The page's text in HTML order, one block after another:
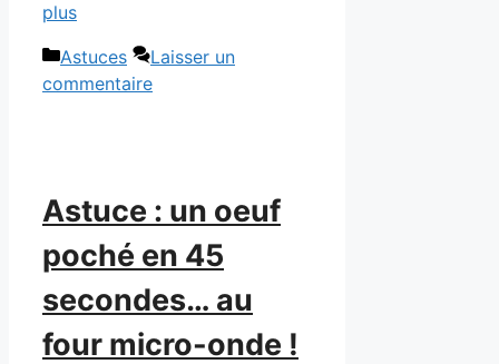
plus
Catégories
Astuces
Laisser un
commentaire
Astuce : un oeuf
poché en 45
secondes… au
four micro-onde !